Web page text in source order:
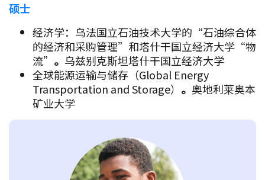
硕士
经济学：乌法国立石油技术大学的“石油综合体
的经济和采购管理”和塔什干国立经济大学“物
流” 。 乌兹别克斯坦塔什干国立经济大学
全球能源运输与储存（Global Energy
Transportation and Storage） 。 奥地利莱奥本
矿业大学